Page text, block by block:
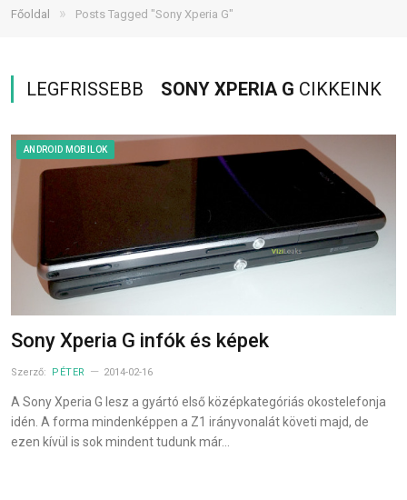
Főoldal » Posts Tagged "Sony Xperia G"
LEGFRISSEBB SONY XPERIA G CIKKEINK
ANDROID MOBILOK
Sony Xperia G infók és képek
Szerző: PÉTER 2014-02-16
A Sony Xperia G lesz a gyártó első középkategóriás okostelefonja
idén. A forma mindenképpen a Z1 irányvonalát követi majd, de
ezen kívül is sok mindent tudunk már…